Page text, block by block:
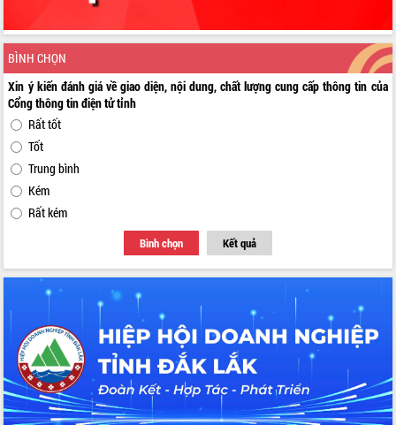
BÌNH CHỌN
Xin ý kiến đánh giá về giao diện, nội dung, chất lượng cung cấp thông tin của
Cổng thông tin điện tử tỉnh
Rất tốt
Tốt
Trung bình
Kém
Rất kém
Bình chọn Kết quả